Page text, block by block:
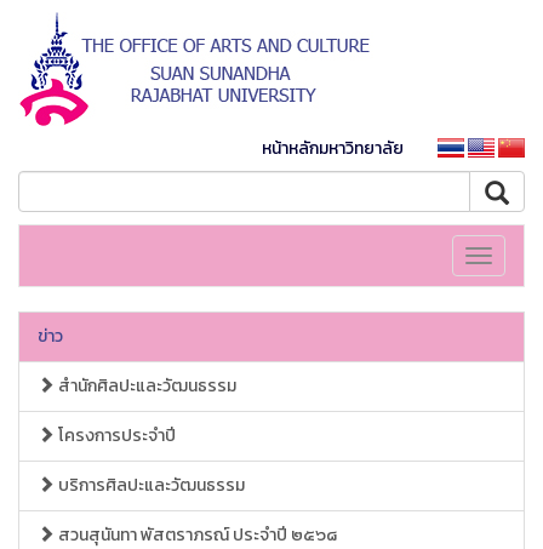
หน้าหลักมหาวิทยาลัย
Toggle
ข่าว
สำนักศิลปะและวัฒนธรรม
โครงการประจำปี
บริการศิลปะและวัฒนธรรม
สวนสุนันทา พัสตราภรณ์ ประจำปี ๒๕๖๘